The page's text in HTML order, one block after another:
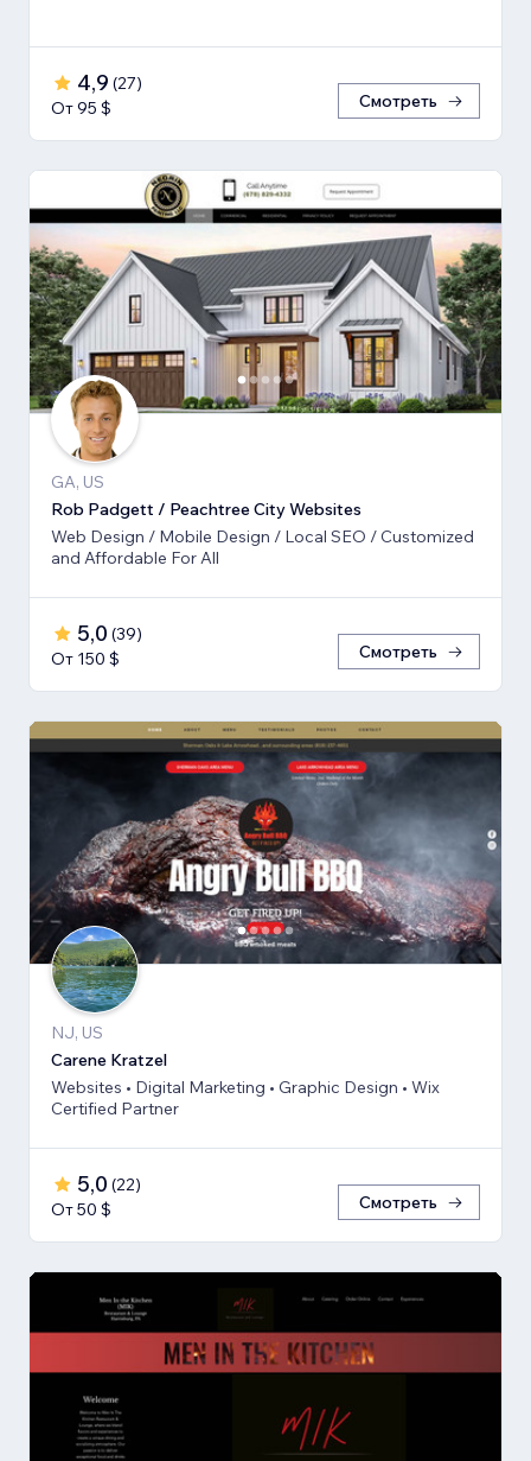
4,9 (27)
От 95 $
Смотреть
GA, US
Rob Padgett / Peachtree City Websites
Web Design / Mobile Design / Local SEO / Customized
and Affordable For All
5,0 (39)
От 150 $
Смотреть
NJ, US
Carene Kratzel
Websites • Digital Marketing • Graphic Design • Wix
Certified Partner
5,0 (22)
От 50 $
Смотреть